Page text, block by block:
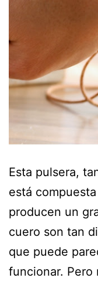
Esta pulsera,
está
producen un
cuero son tan
que puede
funcionar. Pero